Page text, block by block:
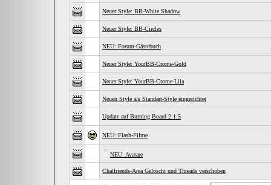
Neuer Style: BB-White Shadow
Neuer Style: BB-Circles
NEU: Forum-Gästebuch
Neuer Style: YourBB-Crome-Gold
Neuer Style: YourBB-Crome-Lila
Neuen Style als Standart-Style eingerichtet
Update auf Burning Board 2.1.5
NEU: Flash-Filme
NEU: Avatare
Chatfriends-Area Gelöscht und Threads verschoben